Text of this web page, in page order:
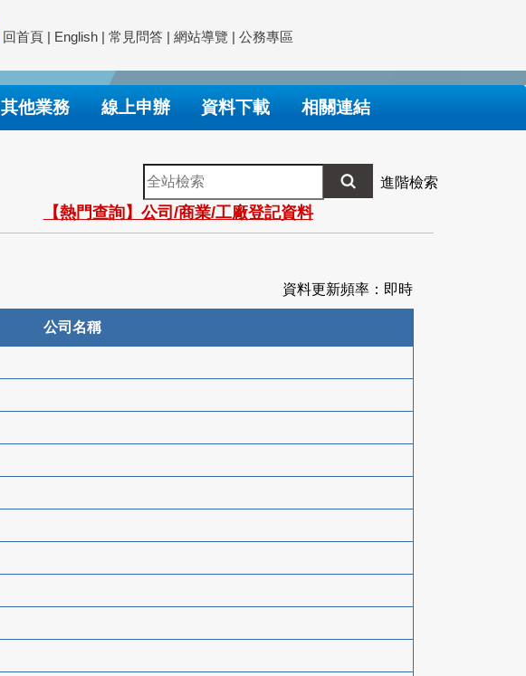
回首頁 | English | 常見問答 | 網站導覽 | 公務專區
其他業務 線上申辦 資料下載 相關連結
全
站
檢
索
進階檢索
【熱門查詢】公司/商業/工廠登記資料
資料更新頻率：即時
公司名稱